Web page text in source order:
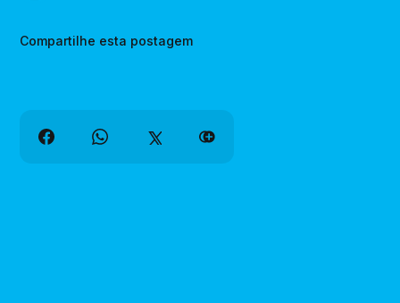
Compartilhe esta postagem